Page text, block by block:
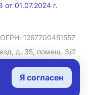
01.07.2024 г.
1257700451557
д. 35, помещ. 3/2
данных
Я согласен